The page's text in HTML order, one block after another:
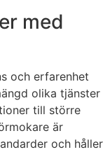
med
och erfarenhet
olika tjänster
till större
är
och håller